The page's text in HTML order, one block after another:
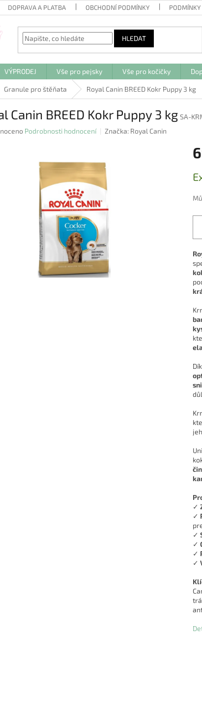
DOPRAVA A PLATBA OBCHODNÍ PODMÍNKY PODMÍNKY
HLEDAT
VÝPRODEJ Vše pro pejsky Vše pro kočičky
Granule pro štěňata Royal Canin BREED Kokr Puppy 3 kg
Canin BREED Kokr Puppy 3 kg SA-
Podrobnosti hodnocení Značka: Royal Canin
✓
✓
✓
✓
✓
✓